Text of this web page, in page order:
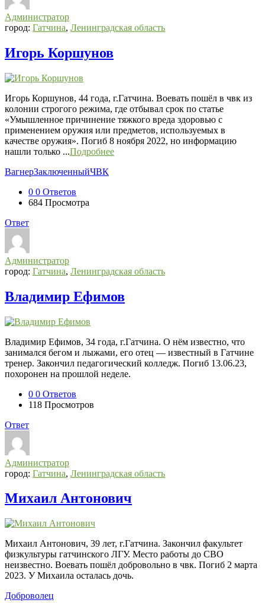
Администратор
город: Гатчина, Ленинградская область
Игорь Коршунов
Игорь Коршунов, 44 года, г.Гатчина. Воевать пошёл в чвк из
колонии строгого режима, где отбывал срок по статье
«Умышленное причинение тяжкого вреда здоровью с
применением оружия или предметов, используемых в
качестве оружия». Погиб 8 ноября 2022, но информацию
нашли только ...Подробнее
ВагнерЗаключенныйЧВК
0 0 Ответов
684 Просмотра
Ответ
Администратор
город: Гатчина, Ленинградская область
Владимир Ефимов
Владимир Ефимов, 34 года, г.Гатчина. О нём известно, что
занимался бегом и лыжами, его отец — известный в Гатчине
тренер. Закончил педагогический колледж. Погиб 13.06.23,
похоронен на прошлой неделе.
0 0 Ответов
118 Просмотров
Ответ
Администратор
город: Гатчина, Ленинградская область
Михаил Антонович
Михаил Антонович, 39 лет, г.Гатчина. Закончил факультет
физкультуры гатчинского ЛГУ. Место работы до СВО
неизвестно. Воевать пошёл добровольно в чвк. Погиб 2 марта
2023. У Михаила осталась дочь.
Доброволец